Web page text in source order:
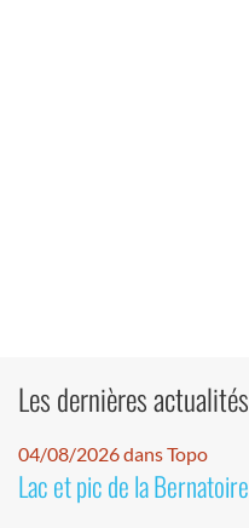
Les dernières actualités
04/08/2026 dans Topo
Lac et pic de la Bernatoire